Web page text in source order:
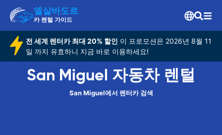
엘살바도르
카 렌털 가이드
전 세계 렌터카 최대 20% 할인 이 프로모션은 2026년 8월 11
일 까지 유효하니 지금 바로 이용하세요!
San Miguel 자동차 렌털
San Miguel에서 렌터카 검색